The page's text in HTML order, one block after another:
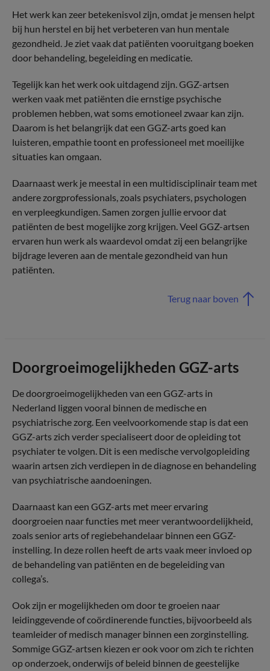
Het werk kan zeer betekenisvol zijn, omdat je mensen helpt
bij hun herstel en bij het verbeteren van hun mentale
gezondheid. Je ziet vaak dat patiënten vooruitgang boeken
door behandeling, begeleiding en medicatie.
Tegelijk kan het werk ook uitdagend zijn. GGZ-artsen
werken vaak met patiënten die ernstige psychische
problemen hebben, wat soms emotioneel zwaar kan zijn.
Daarom is het belangrijk dat een GGZ-arts goed kan
luisteren, empathie toont en professioneel met moeilijke
situaties kan omgaan.
Daarnaast werk je meestal in een multidisciplinair team met
andere zorgprofessionals, zoals psychiaters, psychologen
en verpleegkundigen. Samen zorgen jullie ervoor dat
patiënten de best mogelijke zorg krijgen. Veel GGZ-artsen
ervaren hun werk als waardevol omdat zij een belangrijke
bijdrage leveren aan de mentale gezondheid van hun
patiënten.
Terug naar boven
Doorgroeimogelijkheden GGZ-arts
De doorgroeimogelijkheden van een GGZ-arts in
Nederland liggen vooral binnen de medische en
psychiatrische zorg. Een veelvoorkomende stap is dat een
GGZ-arts zich verder specialiseert door de opleiding tot
psychiater te volgen. Dit is een medische vervolgopleiding
waarin artsen zich verdiepen in de diagnose en behandeling
van psychiatrische aandoeningen.
Daarnaast kan een GGZ-arts met meer ervaring
doorgroeien naar functies met meer verantwoordelijkheid,
zoals senior arts of regiebehandelaar binnen een GGZ-
instelling. In deze rollen heeft de arts vaak meer invloed op
de behandeling van patiënten en de begeleiding van
collega’s.
Ook zijn er mogelijkheden om door te groeien naar
leidinggevende of coördinerende functies, bijvoorbeeld als
teamleider of medisch manager binnen een zorginstelling.
Sommige GGZ-artsen kiezen er ook voor om zich te richten
op onderzoek, onderwijs of beleid binnen de geestelijke